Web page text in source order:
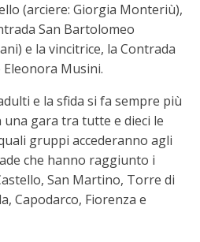
(arciere: Giorgia Monteriù),
San Bartolomeo
e la vincitrice, la Contrada
Eleonora Musini.
e la sfida si fa sempre più
una gara tra tutte e dieci le
gruppi accederanno agli
che hanno raggiunto i
San Martino, Torre di
Capodarco, Fiorenza e